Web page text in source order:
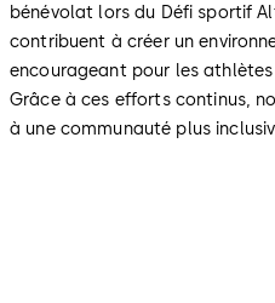
bénévolat lors du Défi sportif
contribuent à créer un
encourageant pour les
Grâce à ces efforts continus,
à une communauté plus